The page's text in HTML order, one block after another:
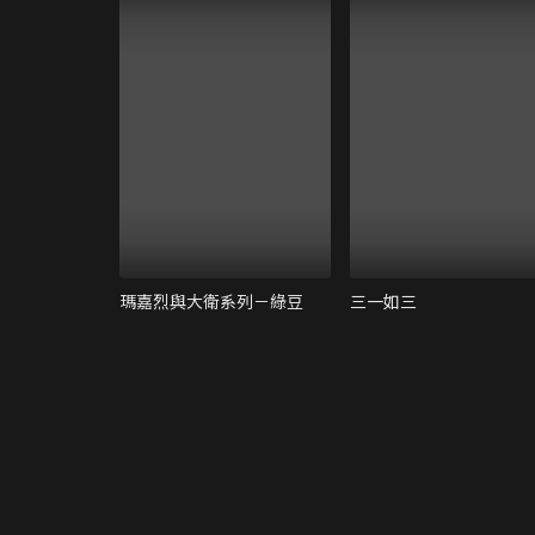
瑪嘉烈與大衛系列－綠豆 三一如三